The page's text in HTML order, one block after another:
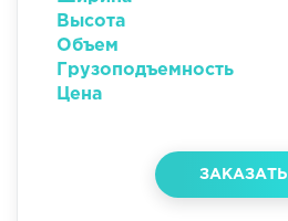
Высота
Объем
Грузоподъемность
Цена
ЗАКАЗАТЬ